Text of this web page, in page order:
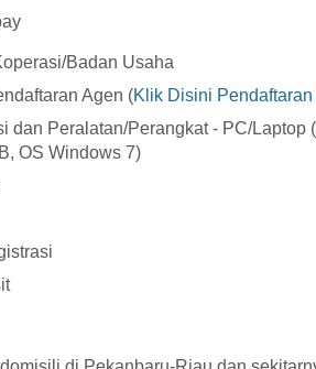
Badan Usaha
Agen (Klik Disini
dan Peralatan/Perangkat - PC/Laptop
OS Windows 7)